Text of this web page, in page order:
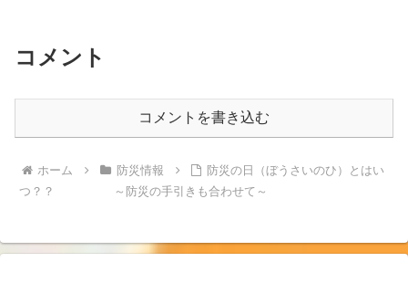
コメント
コメントを書き込む
ホーム 防災情報
防災の日（ぼうさいのひ）とはい
つ？？ ～防災の手引きも合わせて～